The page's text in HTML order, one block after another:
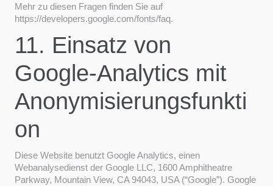
Mehr zu diesen Fragen finden Sie auf
https://developers.google.com/fonts/faq.
11. Einsatz von
Google-Analytics mit
Anonymisierungsfunkti
on
Diese Website benutzt Google Analytics, einen
Webanalysedienst der Google LLC, 1600 Amphitheatre
Parkway, Mountain View, CA 94043, USA (“Google”). Google